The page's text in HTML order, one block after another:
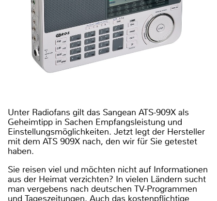
Unter Radiofans gilt das Sangean ATS-909X als
Geheimtipp in Sachen Empfangsleistung und
Einstellungsmöglichkeiten. Jetzt legt der Hersteller
mit dem ATS 909X nach, den wir für Sie getestet
haben.
Sie reisen viel und möchten nicht auf Informationen
aus der Heimat verzichten? In vielen Ländern sucht
man vergebens nach deutschen TV-Programmen
und Tageszeitungen. Auch das kostenpflichtige